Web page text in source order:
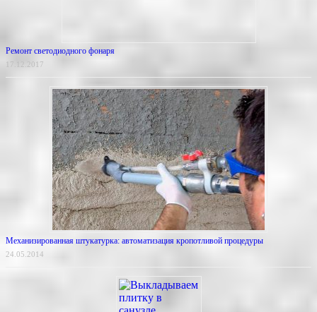
Ремонт светодиодного фонаря
17.12.2017
Механизированная штукатурка: автоматизация кропотливой процедуры
24.05.2014